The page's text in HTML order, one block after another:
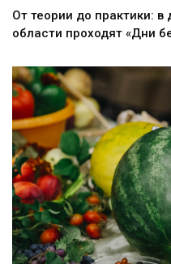
От теории до практики: в
области проходят «Дни